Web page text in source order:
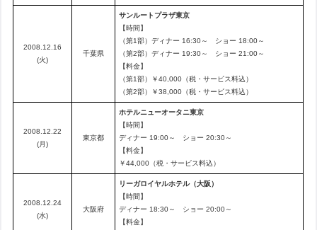
2008.12.16
(火)
千葉県
サンルートプラザ東京
【時間】
（第1部）ディナー 16:30～ ショー 18:00～
（第2部）ディナー 19:30～ ショー 21:00～
【料金】
（第1部）￥40,000（税・サービス料込）
（第2部）￥38,000（税・サービス料込）
2008.12.22
(月)
東京都
ホテルニューオータニ東京
【時間】
ディナー 19:00～ ショー 20:30～
【料金】
￥44,000（税・サービス料込）
2008.12.24
(水)
大阪府
リーガロイヤルホテル（大阪）
【時間】
ディナー 18:30～ ショー 20:00～
【料金】